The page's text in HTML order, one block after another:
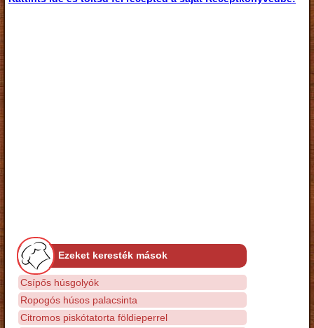
Ezeket keresték mások
Csípős húsgolyók
Ropogós húsos palacsinta
Citromos piskótatorta földieperrel